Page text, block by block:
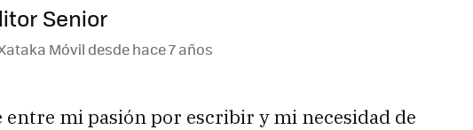
Senior
Móvil desdehace 7 años
entre mi pasión por escribir y mi necesidad de